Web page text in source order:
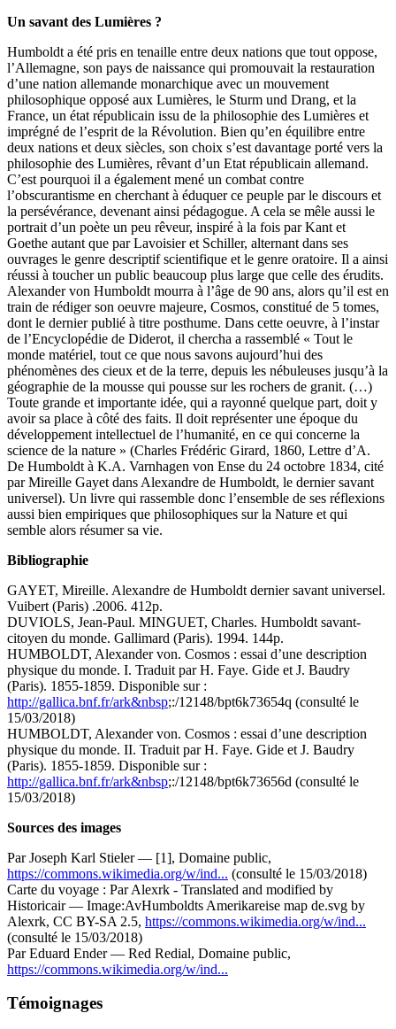
Un savant des Lumières ?
Humboldt a été pris en tenaille entre deux nations que tout oppose,
l’Allemagne, son pays de naissance qui promouvait la restauration
d’une nation allemande monarchique avec un mouvement
philosophique opposé aux Lumières, le Sturm und Drang, et la
France, un état républicain issu de la philosophie des Lumières et
imprégné de l’esprit de la Révolution. Bien qu’en équilibre entre
deux nations et deux siècles, son choix s’est davantage porté vers la
philosophie des Lumières, rêvant d’un Etat républicain allemand.
C’est pourquoi il a également mené un combat contre
l’obscurantisme en cherchant à éduquer ce peuple par le discours et
la persévérance, devenant ainsi pédagogue. A cela se mêle aussi le
portrait d’un poète un peu rêveur, inspiré à la fois par Kant et
Goethe autant que par Lavoisier et Schiller, alternant dans ses
ouvrages le genre descriptif scientifique et le genre oratoire. Il a ainsi
réussi à toucher un public beaucoup plus large que celle des érudits.
Alexander von Humboldt mourra à l’âge de 90 ans, alors qu’il est en
train de rédiger son oeuvre majeure, Cosmos, constitué de 5 tomes,
dont le dernier publié à titre posthume. Dans cette oeuvre, à l’instar
de l’Encyclopédie de Diderot, il chercha a rassemblé « Tout le
monde matériel, tout ce que nous savons aujourd’hui des
phénomènes des cieux et de la terre, depuis les nébuleuses jusqu’à la
géographie de la mousse qui pousse sur les rochers de granit. (…)
Toute grande et importante idée, qui a rayonné quelque part, doit y
avoir sa place à côté des faits. Il doit représenter une époque du
développement intellectuel de l’humanité, en ce qui concerne la
science de la nature » (Charles Frédéric Girard, 1860, Lettre d’A.
De Humboldt à K.A. Varnhagen von Ense du 24 octobre 1834, cité
par Mireille Gayet dans Alexandre de Humboldt, le dernier savant
universel). Un livre qui rassemble donc l’ensemble de ses réflexions
aussi bien empiriques que philosophiques sur la Nature et qui
semble alors résumer sa vie.
Bibliographie
GAYET, Mireille. Alexandre de Humboldt dernier savant universel.
Vuibert (Paris) .2006. 412p.
DUVIOLS, Jean-Paul. MINGUET, Charles. Humboldt savant-
citoyen du monde. Gallimard (Paris). 1994. 144p.
HUMBOLDT, Alexander von. Cosmos : essai d’une description
physique du monde. I. Traduit par H. Faye. Gide et J. Baudry
(Paris). 1855-1859. Disponible sur :
http://gallica.bnf.fr/ark&nbsp;:/12148/bpt6k73654q (consulté le
15/03/2018)
HUMBOLDT, Alexander von. Cosmos : essai d’une description
physique du monde. II. Traduit par H. Faye. Gide et J. Baudry
(Paris). 1855-1859. Disponible sur :
http://gallica.bnf.fr/ark&nbsp;:/12148/bpt6k73656d (consulté le
15/03/2018)
Sources des images
Par Joseph Karl Stieler — [1], Domaine public,
https://commons.wikimedia.org/w/ind... (consulté le 15/03/2018)
Carte du voyage : Par Alexrk - Translated and modified by
Historicair — Image:AvHumboldts Amerikareise map de.svg by
Alexrk, CC BY-SA 2.5, https://commons.wikimedia.org/w/ind...
(consulté le 15/03/2018)
Par Eduard Ender — Red Redial, Domaine public,
https://commons.wikimedia.org/w/ind...
Témoignages